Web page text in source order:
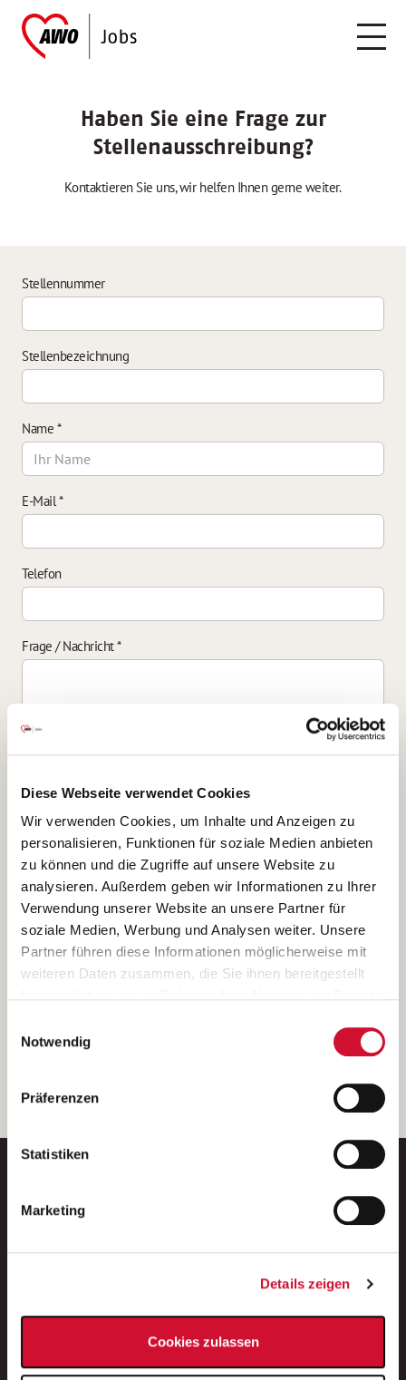
Diese Webseite verwendet Cookies
Wir verwenden Cookies, um Inhalte und Anzeigen zu
personalisieren, Funktionen für soziale Medien anbieten
zu können und die Zugriffe auf unsere Website zu
analysieren. Außerdem geben wir Informationen zu Ihrer
Verwendung unserer Website an unsere Partner für
soziale Medien, Werbung und Analysen weiter. Unsere
Partner führen diese Informationen möglicherweise mit
weiteren Daten zusammen, die Sie ihnen bereitgestellt
Wenn Sie auf „Cookies zulassen“ klicken, so stimmen
Sie der Speicherung sämtlicher Cookies zu. Sie können
Ihre Einwilligung selbstverständlich jederzeit widerrufen,
indem Sie die Cookie-Einstellungen aufrufen und diese
unserer
Notwendig
Präferenzen
Statistiken
Marketing
Details zeigen
Cookies zulassen
Haben Sie eine Frage zur
Stellenausschreibung?
Kontaktieren Sie uns, wir helfen Ihnen gerne weiter.
Stellennummer
Stellenbezeichnung
Name *
E-Mail*
Telefon
Frage / Nachricht*
Ich bin damit einverstanden, dass meine personenbezogenen Daten
ausschließlich zum Zweck der Durchführung der Kontaktanfrage
verarbeitet, auf IT- Systemen der Garitz Bewirtschaftungsbetriebe
GmbH, Heinrich-von-Kleist-Straße 2, 97688 Bad Kissingen
(Betreiber) gespeichert und an die für das Stellenangebot
verantwortliche Stelle zur Kontaktaufnahme weitergegeben
werden.
Diese Einwilligungserklärung kann ich jederzeit gegenüber dem
Weitere Details können Sie der
entnehmen.
E-Mail-Adresse eintragen